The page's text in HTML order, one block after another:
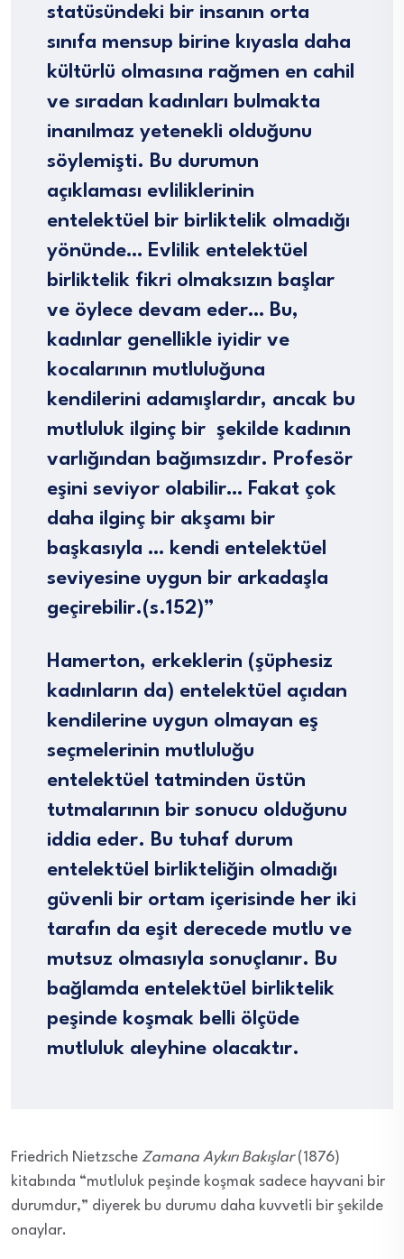
statüsündeki bir insanın orta
sınıfa mensup birine kıyasla daha
kültürlü olmasına rağmen en cahil
ve sıradan kadınları bulmakta
inanılmaz yetenekli olduğunu
söylemişti. Bu durumun
açıklaması evliliklerinin
entelektüel bir birliktelik olmadığı
yönünde… Evlilik entelektüel
birliktelik fikri olmaksızın başlar
ve öylece devam eder… Bu,
kadınlar genellikle iyidir ve
kocalarının mutluluğuna
kendilerini adamışlardır, ancak bu
mutluluk ilginç bir şekilde kadının
varlığından bağımsızdır. Profesör
eşini seviyor olabilir… Fakat çok
daha ilginç bir akşamı bir
başkasıyla … kendi entelektüel
seviyesine uygun bir arkadaşla
geçirebilir.(s.152)”
Hamerton, erkeklerin (şüphesiz
kadınların da) entelektüel açıdan
kendilerine uygun olmayan eş
seçmelerinin mutluluğu
entelektüel tatminden üstün
tutmalarının bir sonucu olduğunu
iddia eder. Bu tuhaf durum
entelektüel birlikteliğin olmadığı
güvenli bir ortam içerisinde her iki
tarafın da eşit derecede mutlu ve
mutsuz olmasıyla sonuçlanır. Bu
bağlamda entelektüel birliktelik
peşinde koşmak belli ölçüde
mutluluk aleyhine olacaktır.
Friedrich Nietzsche Zamana Aykırı Bakışlar(1876)
kitabında “mutluluk peşinde koşmak sadece hayvani bir
durumdur,” diyerek bu durumu daha kuvvetli bir şekilde
onaylar.